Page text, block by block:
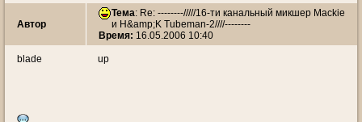
Автор
Тема: Re: --------/////16-ти канальный микшер Mackie
и H&amp;K Tubeman-2////--------
Время: 16.05.2006 10:40
blade up